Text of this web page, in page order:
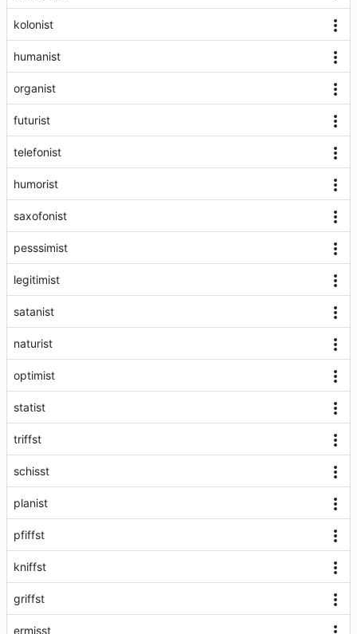
kolonist
humanist
organist
futurist
telefonist
humorist
saxofonist
pesssimist
legitimist
satanist
naturist
optimist
statist
triffst
schisst
planist
pfiffst
kniffst
griffst
ermisst